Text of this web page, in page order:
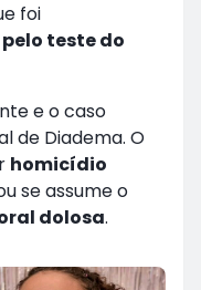
foi
teste do
e o caso
de Diadema. O
homicídio
se assume o
dolosa.